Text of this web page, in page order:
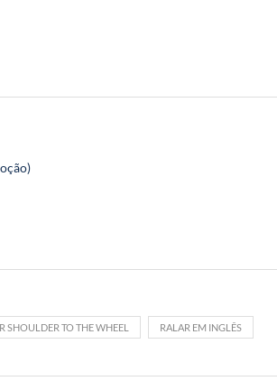
SHOULDER TO THE WHEEL RALAR EM INGLÊS